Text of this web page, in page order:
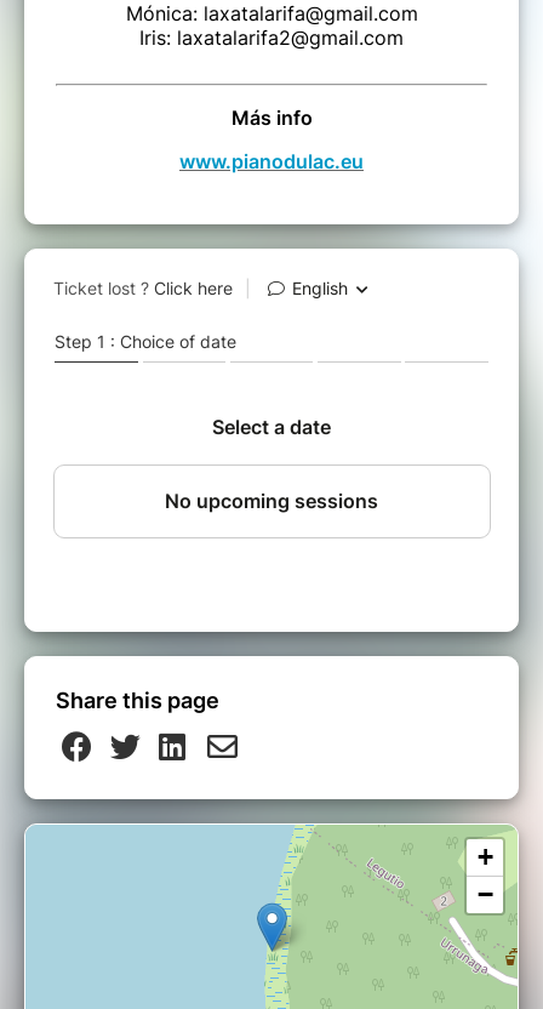
Mónica: laxatalarifa@gmail.com
Iris: laxatalarifa2@gmail.com
Más info
www.pianodulac.eu
Share this page
+
−